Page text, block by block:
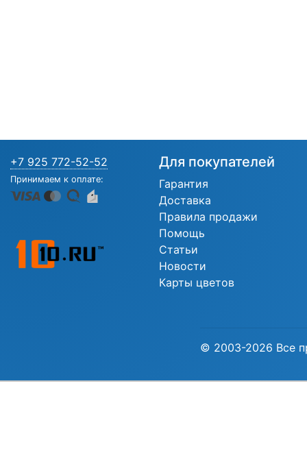
+7 925 772-52-52
Принимаем к оплате:
Для покупателей
Гарантия
Доставка
Правила продажи
Помощь
Статьи
Новости
Карты цветов
© 2003-2026 Все